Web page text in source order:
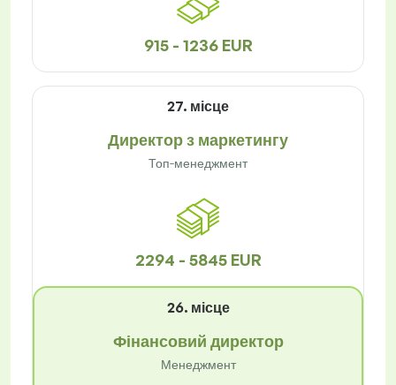
915 - 1236 EUR
27. місце
Директор з маркетингу
Топ-менеджмент
2294 - 5845 EUR
26. місце
Фінансовий директор
Менеджмент